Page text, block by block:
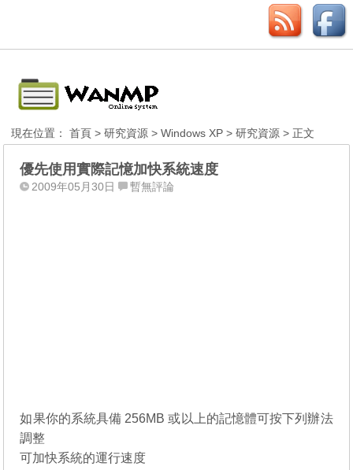
現在位置：首頁 >研究資源 >Windows XP >研究資源 > 正文
優先使用實際記憶加快系統速度
2009年05月30日 暫無評論
如果你的系統具備 256MB 或以上的記憶體可按下列辦法
調整
可加快系統的運行速度